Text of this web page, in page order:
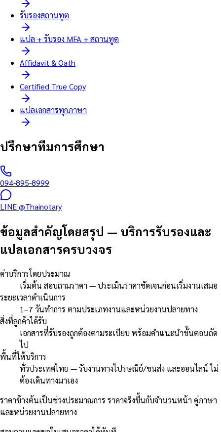
รับรองสถานทูต
แปล + รับรอง MFA + สถานทูต
Affidavit & Oath
Certified True Copy
แปลเอกสารทุกภาษา
ปรึกษาทีมการศึกษา
094-895-8999
LINE @Thainotary
ข้อมูลสำคัญโดยสรุป — บริการรับรองและ
แปลเอกสารครบวงจร
ค่าบริการโดยประมาณ
เริ่มต้น สอบถามราคา — ประเมินราคาชัดเจนก่อนเริ่มงานเสมอ
ระยะเวลาดำเนินการ
1–7 วันทำการ ตามประเภทงานและหน่วยงานปลายทาง
สิ่งที่ลูกค้าได้รับ
เอกสารที่รับรองถูกต้องตามระเบียบ พร้อมคำแนะนำขั้นตอนถัด
ไป
พื้นที่ให้บริการ
ทั่วประเทศไทย — รับงานทางไปรษณีย์/ขนส่ง และออนไลน์ ไม่
ต้องเดินทางมาเอง
ราคาข้างต้นเป็นช่วงประมาณการ ราคาจริงขึ้นกับจำนวนหน้า คู่ภาษา
และหน่วยงานปลายทาง